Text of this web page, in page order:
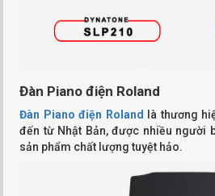
Đàn Piano điện Roland
Đàn Piano điện Roland là thương
đến từ Nhật Bản, được nhiều người
sản phẩm chất lượng tuyệt hảo.